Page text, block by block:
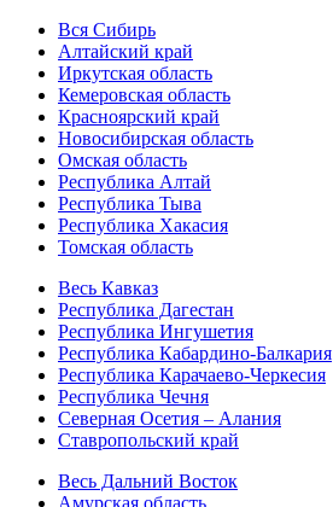
Вся Сибирь
Алтайский край
Иркутская область
Кемеровская область
Красноярский край
Новосибирская область
Омская область
Республика Алтай
Республика Тыва
Республика Хакасия
Томская область
Весь Кавказ
Республика Дагестан
Республика Ингушетия
Республика Кабардино-Балкария
Республика Карачаево-Черкесия
Республика Чечня
Северная Осетия – Алания
Ставропольский край
Весь Дальний Восток
Амурская область